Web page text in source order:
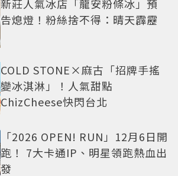
新莊人氣冰店「龍安粉條冰」預
告熄燈！粉絲捨不得：晴天霹靂
COLD STONE×麻古「招牌手搖
變冰淇淋」！人氣甜點
ChizCheese快閃台北
「2026 OPEN! RUN」12月6日開
跑！ 7大卡通IP、明星領跑熱血出
發